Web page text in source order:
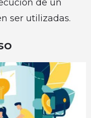
de un
ser utilizadas.